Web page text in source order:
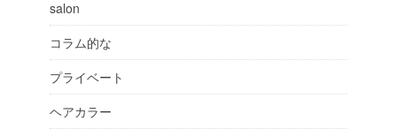
salon
コラム的な
プライベート
ヘアカラー